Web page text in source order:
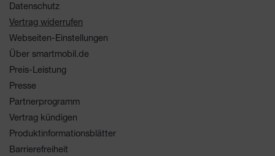
Datenschutz
Vertrag widerrufen
Webseiten-Einstellungen
Über smartmobil.de
Preis-Leistung
Presse
Partnerprogramm
Vertrag kündigen
Produktinformationsblätter
Barrierefreiheit